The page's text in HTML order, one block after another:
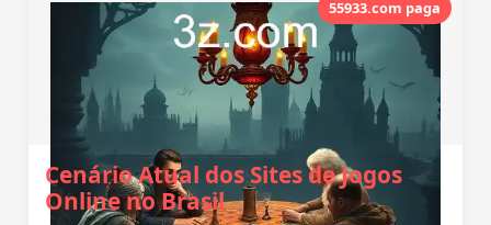
55933.com paga
Cenário Atual dos Sites de Jogos
Online no Brasil